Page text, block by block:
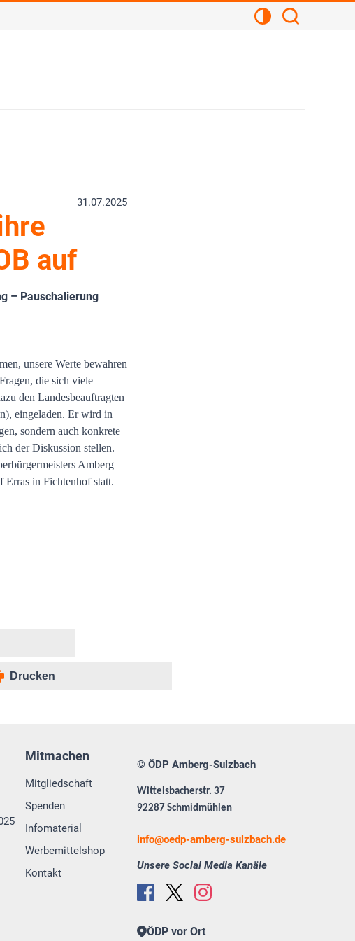
Kontrastansicht
31.07.2025
auf
– Pauschalierung
unsere Werte bewahren
die sich viele
den Landesbeauftragten
eingeladen. Er wird in
sondern auch konkrete
der Diskussion stellen.
Amberg
Erras in Fichtenhof statt.
Drucken
Mitmachen
Mitgliedschaft
Spenden
Infomaterial
Werbemittelshop
Kontakt
© ÖDP Amberg-Sulzbach
Wittelsbacherstr. 37
92287 Schmidmühlen
info oedp-amberg-sulzbach.de
Unsere Social Media Kanäle
ÖDP vor Ort